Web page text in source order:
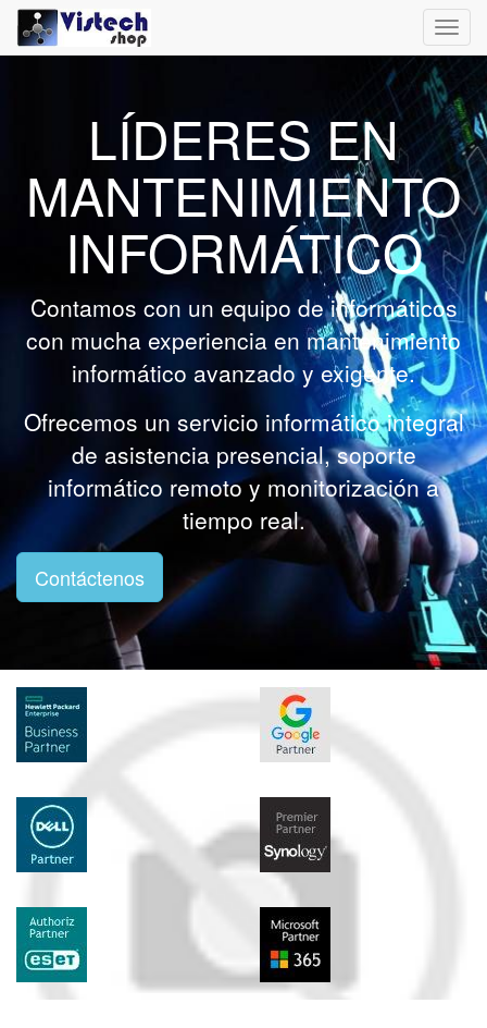
LÍDERES EN
MANTENIMIENTO
INFORMÁTICO
Contamos con un equipo de informáticos
con mucha experiencia en mantenimiento
informático avanzado y exigente.
Ofrecemos un servicio informático integral
de asistencia presencial, soporte
informático remoto y monitorización a
tiempo real.
Contáctenos